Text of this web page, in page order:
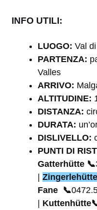
INFO UTILI:
LUOGO: Val
PARTENZA:
Valles
ARRIVO:
ALTITUDINE:
DISTANZA:
DURATA:
DISLIVELLO:
PUNTI DI
Gatterhütte 📞
| Zingerlehütte
Fane 📞
| Kuttenhütte